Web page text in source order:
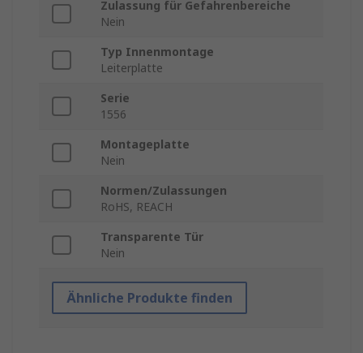
Zulassung für Gefahrenbereiche
Nein
Typ Innenmontage
Leiterplatte
Serie
1556
Montageplatte
Nein
Normen/Zulassungen
RoHS, REACH
Transparente Tür
Nein
Ähnliche Produkte finden